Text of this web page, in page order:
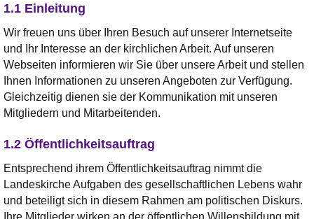
1.1 Einleitung
Wir freuen uns über Ihren Besuch auf unserer Internetseite
und Ihr Interesse an der kirchlichen Arbeit. Auf unseren
Webseiten informieren wir Sie über unsere Arbeit und stellen
Ihnen Informationen zu unseren Angeboten zur Verfügung.
Gleichzeitig dienen sie der Kommunikation mit unseren
Mitgliedern und Mitarbeitenden.
1.2 Öffentlichkeitsauftrag
Entsprechend ihrem Öffentlichkeitsauftrag nimmt die
Landeskirche Aufgaben des gesellschaftlichen Lebens wahr
und beteiligt sich in diesem Rahmen am politischen Diskurs.
Ihre Mitglieder wirken an der öffentlichen Willensbildung mit